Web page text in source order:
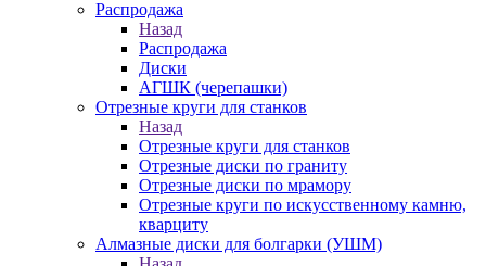
Распродажа
Назад
Распродажа
Диски
АГШК (черепашки)
Отрезные круги для станков
Назад
Отрезные круги для станков
Отрезные диски по граниту
Отрезные диски по мрамору
Отрезные круги по искусственному камню,
кварциту
Алмазные диски для болгарки (УШМ)